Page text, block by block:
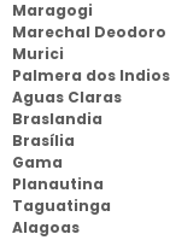
Maragogi
Marechal Deodoro
Murici
Palmera dos Indios
Aguas Claras
Braslandia
Brasília
Gama
Planautina
Taguatinga
Alagoas